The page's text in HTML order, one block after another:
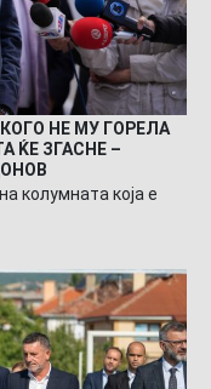
НЕ МУ ГОРЕЛА
ЌЕ ЗГАСНЕ –
колумната која е